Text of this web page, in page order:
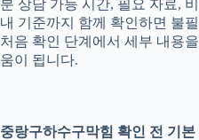
분 상담 가능 시간, 필요 자료,
내 기준까지 함께 확인하면 불
처음 확인 단계에서 세부 내용
움이 됩니다.
중랑구하수구막힘 확인 전 기본